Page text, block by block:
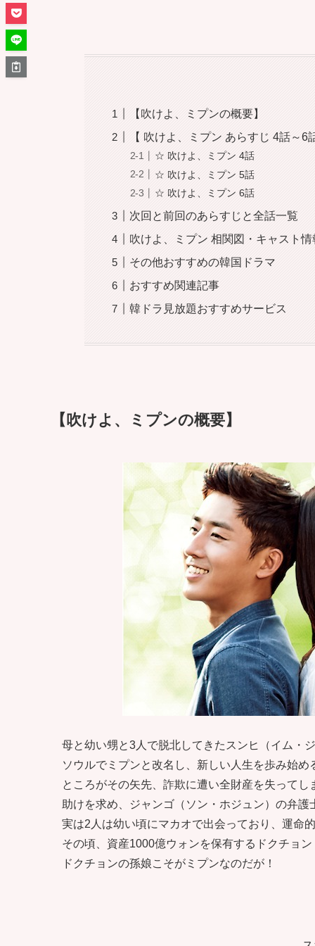
【吹けよ、ミプンの概要】
【 吹けよ、ミプン あらすじ 4話～6
☆ 吹けよ、ミプン 4話
☆ 吹けよ、ミプン 5話
☆ 吹けよ、ミプン 6話
次回と前回のあらすじと全話一覧
吹けよ、ミプン 相関図・キャスト情
その他おすすめの韓国ドラマ
おすすめ関連記事
韓ドラ見放題おすすめサービス
【吹けよ、ミプンの概要】
母と幼い甥と3人で脱北してきたスンヒ（イム・
ソウルでミプンと改名し、新しい人生を歩み始め
ところがその矢先、詐欺に遭い全財産を失ってし
助けを求め、ジャンゴ（ソン・ホジュン）の弁
実は2人は幼い頃にマカオで出会っており、運命
その頃、資産1000億ウォンを保有するドクチョ
ドクチョンの孫娘こそがミプンなのだが！